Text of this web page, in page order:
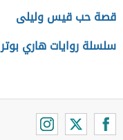
قصة حب قيس وليلى
سلسلة روايات هاري بوتر